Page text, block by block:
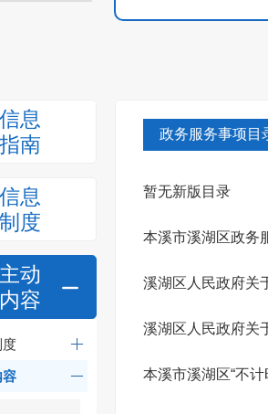
息
南
息
度
动
容
度
容
政务服务事项目
暂无新版目录
本溪市溪湖区政务
溪湖区人民政府关
溪湖区人民政府关
本溪市溪湖区“不